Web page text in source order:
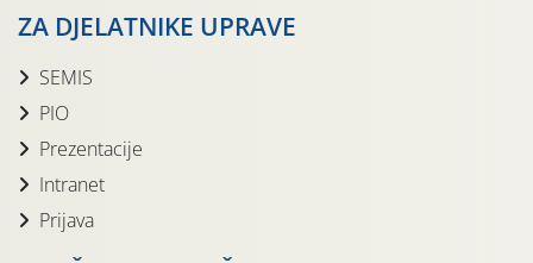
ZA DJELATNIKE UPRAVE
SEMIS
PIO
Prezentacije
Intranet
Prijava